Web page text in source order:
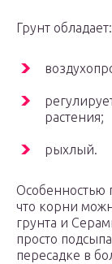
Грунт обладает:
растения;
рыхлый.
Особенностью
что корни
грунта и
просто
пересадке в